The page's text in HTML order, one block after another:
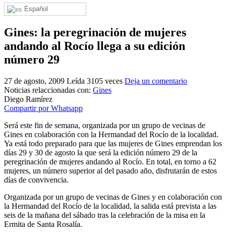
Español
Gines: la peregrinación de mujeres
andando al Rocío llega a su edición
número 29
27 de agosto, 2009 Leída 3105 veces Deja un comentario
Noticias relaccionadas con: Gines
Diego Ramírez
Compartir por Whatsapp
Será este fin de semana, organizada por un grupo de vecinas de
Gines en colaboración con la Hermandad del Rocío de la localidad.
Ya está todo preparado para que las mujeres de Gines emprendan los
días 29 y 30 de agosto la que será la edición número 29 de la
peregrinación de mujeres andando al Rocío. En total, en torno a 62
mujeres, un número superior al del pasado año, disfrutarán de estos
días de convivencia.
Organizada por un grupo de vecinas de Gines y en colaboración con
la Hermandad del Rocío de la localidad, la salida está prevista a las
seis de la mañana del sábado tras la celebración de la misa en la
Ermita de Santa Rosalía.
¿Cuales son los actos principales que se celebran en el
Quiero hacer el camino,¿que tengo que hacer?
En el Rocío, ¿dónde me alojo?